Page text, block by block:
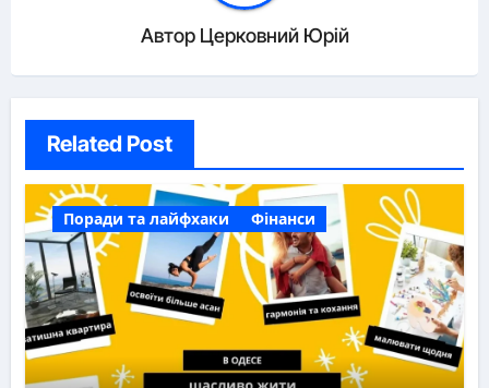
Автор Церковний Юрій
Related Post
Поради та лайфхаки Фінанси